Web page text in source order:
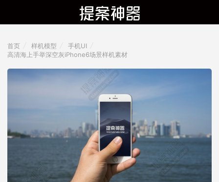
首页 样机模型
手机UI
高清海上手举深空灰iPhone6场景样机素材